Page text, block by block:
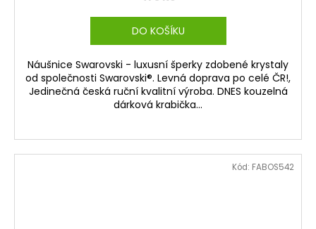
DO KOŠÍKU
Náušnice Swarovski - luxusní šperky zdobené krystaly
od společnosti Swarovski®. Levná doprava po celé ČR!,
Jedinečná česká ruční kvalitní výroba. DNES kouzelná
dárková krabička...
Kód: FABOS542